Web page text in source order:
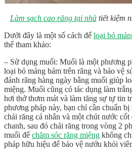
Làm sạch cao răng tại nhàtiết kiệm
Dưới đây là một số cách để loại bỏ
thể tham khảo:
– Sử dụng muối: Muối là một phương
loại bỏ mảng bám trên răng và bảo vệ
đánh răng hàng ngày bằng muối giúp
miệng. Muối cũng có tác dụng làm
hơi thở thơm mát và làm tăng sự tự tin
phương pháp này, bạn chỉ cần chuẩn
chải răng cá nhân và một chút nước
chanh, sau đó chải răng trong vòng 2
muối để chăm sóc răng miệng không
pháp hữu hiệu để bảo vệ nướu khỏi